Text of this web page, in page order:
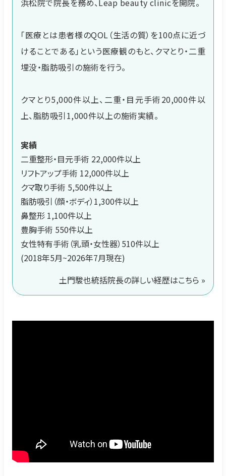
浜松院で院長を務め、Leap beauty clinicを開院。
「医療とは患者様のQOL（生活の質）を100点に近づ
けることである」という医療観のもと、クマとり・二重
埋没・脂肪吸引の施術を行う。
クマとり5,000件以上、二重・目元手術20,000件以
上、脂肪吸引1,000件以上の施術実績。
実績
二重整形・目元手術 22,000件以上
リフトアップ手術 12,000件以上
クマ取り手術 5,500件以上
脂肪吸引（顔・ボディ）1,300件以上
鼻整形 1,100件以上
豊胸手術 550件以上
女性特有手術（乳頭・女性器）510件以上
(2018年5月~2026年7月現在)
土門駿也統括院長の詳しい経歴はこちら »